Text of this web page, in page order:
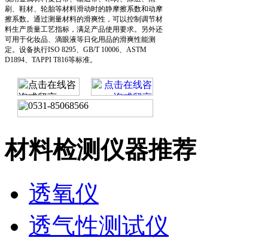
刷、鞋材、轮胎等材料滑动时的静摩擦系数和动摩
擦系数。通过测量材料的滑爽性，可以控制调节材
料生产质量工艺指标，满足产品使用要求。另外还
可用于化妆品、滴眼液等日化用品的滑爽性能测
定。设备执行ISO 8295、GB/T 10006、ASTM
D1894、TAPPI T816等标准。
材料检测仪器推荐
透氧仪
透气性测试仪